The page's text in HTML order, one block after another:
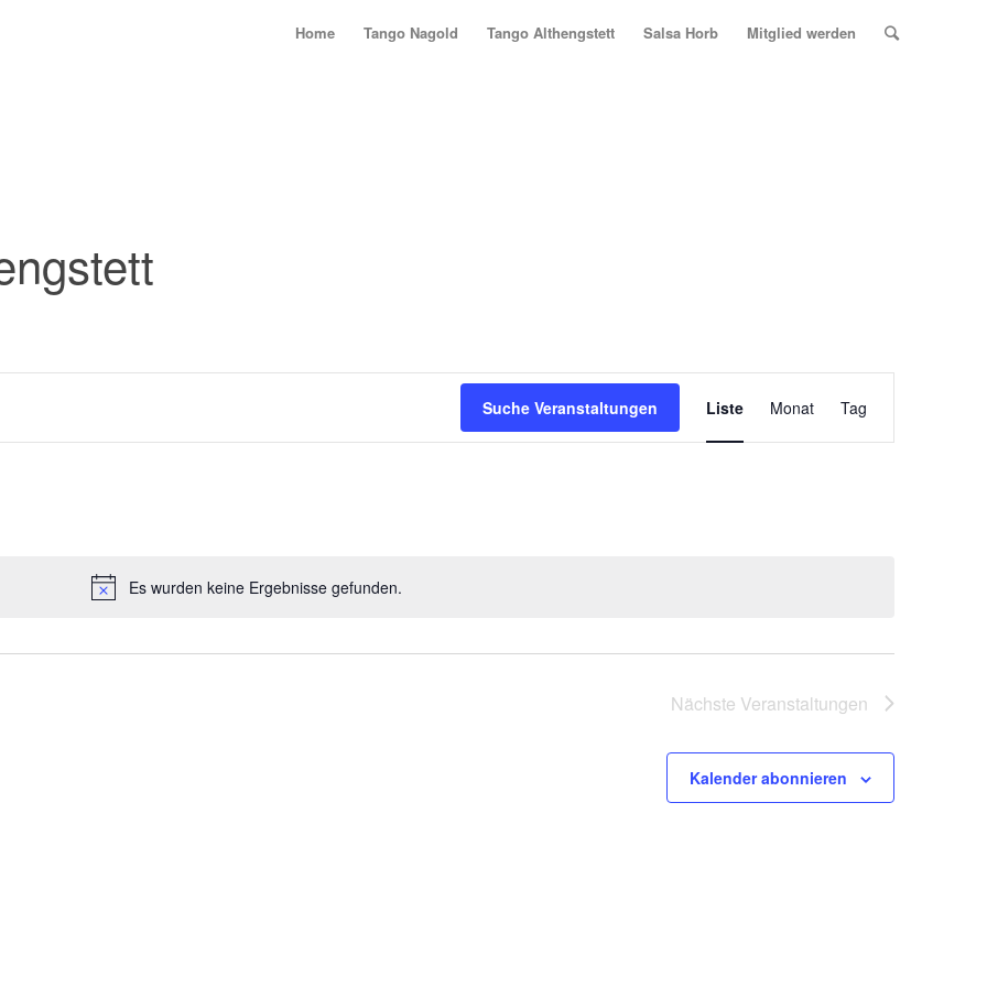
Home Tango Nagold Tango Althengstett Salsa Horb Mitglied werden
Es wurden keine Ergebnisse gefunden.
Suche Veranstaltungen
Veranstaltung
Ansichten-
Liste Monat Tag
Nächste Veranstaltungen
Kalender abonnieren